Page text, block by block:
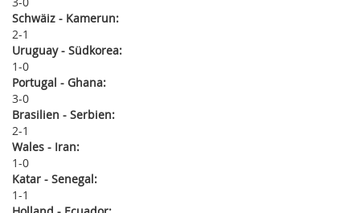
Schwäiz - Kamerun:
2 1
Uruguay - Südkorea:
1 0
Portugal - Ghana:
3 0
Brasilien - Serbien:
2 1
Wales - Iran:
1 0
Katar - Senegal:
1 1